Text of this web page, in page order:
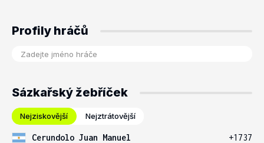
Profily hráčů
Sázkařský žebříček
Nejziskovější Nejztrátovější
Cerundolo Juan Manuel
+1737